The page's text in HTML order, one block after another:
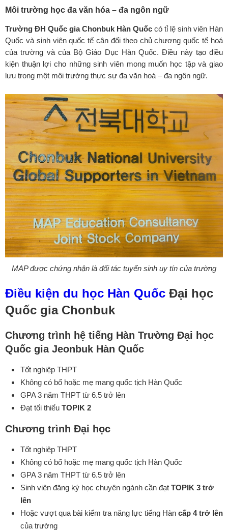
Môi trường học đa văn hóa – đa ngôn ngữ
Trường ĐH Quốc gia Chonbuk Hàn Quốc có tỉ lệ sinh viên Hàn
Quốc và sinh viên quốc tế cân đối theo chủ chương quốc tế hoá
của trường và của Bộ Giáo Dục Hàn Quốc. Điều này tạo điều
kiện thuận lợi cho những sinh viên mong muốn học tập và giao
lưu trong một môi trường thực sự đa văn hoá – đa ngôn ngữ.
MAP được chứng nhận là đối tác tuyển sinh uy tín của trường
Điều kiện du học Hàn Quốc Đại học
Quốc gia Chonbuk
Chương trình hệ tiếng Hàn Trường Đại học
Quốc gia Jeonbuk Hàn Quốc
Tốt nghiệp THPT
Không có bố hoặc mẹ mang quốc tịch Hàn Quốc
GPA 3 năm THPT từ 6.5 trở lên
Đạt tối thiểu TOPIK 2
Chương trình Đại học
Tốt nghiệp THPT
Không có bố hoặc mẹ mang quốc tịch Hàn Quốc
GPA 3 năm THPT từ 6.5 trở lên
Sinh viên đăng ký học chuyên ngành cần đạt TOPIK 3 trở
lên
Hoặc vượt qua bài kiểm tra năng lực tiếng Hàn cấp 4 trở lên
của trường